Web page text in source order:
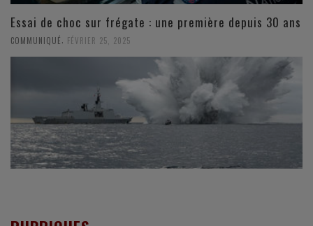
Essai de choc sur frégate : une première depuis 30 ans
COMMUNIQUÉ, FÉVRIER 25, 2025